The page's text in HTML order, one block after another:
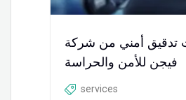
تدقيق أمني من شركة
فيجن للأمن والحراسة
services